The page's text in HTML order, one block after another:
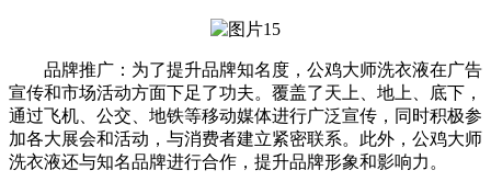
品牌推广：为了提升品牌知名度，公鸡大师洗衣液在广告
宣传和市场活动方面下足了功夫。覆盖了天上、地上、底下，
通过飞机、公交、地铁等移动媒体进行广泛宣传，同时积极参
加各大展会和活动，与消费者建立紧密联系。此外，公鸡大师
洗衣液还与知名品牌进行合作，提升品牌形象和影响力。